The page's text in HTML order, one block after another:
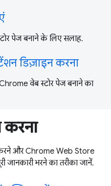
पेज बनाने के लिए सलाह.
डिज़ाइन करना
वेब स्टोर पेज बनाने का
करना
और Chrome Web Store
जानकारी भरने का तरीका जानें.